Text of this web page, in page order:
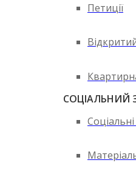
Петиції
СОЦІАЛЬНИЙ